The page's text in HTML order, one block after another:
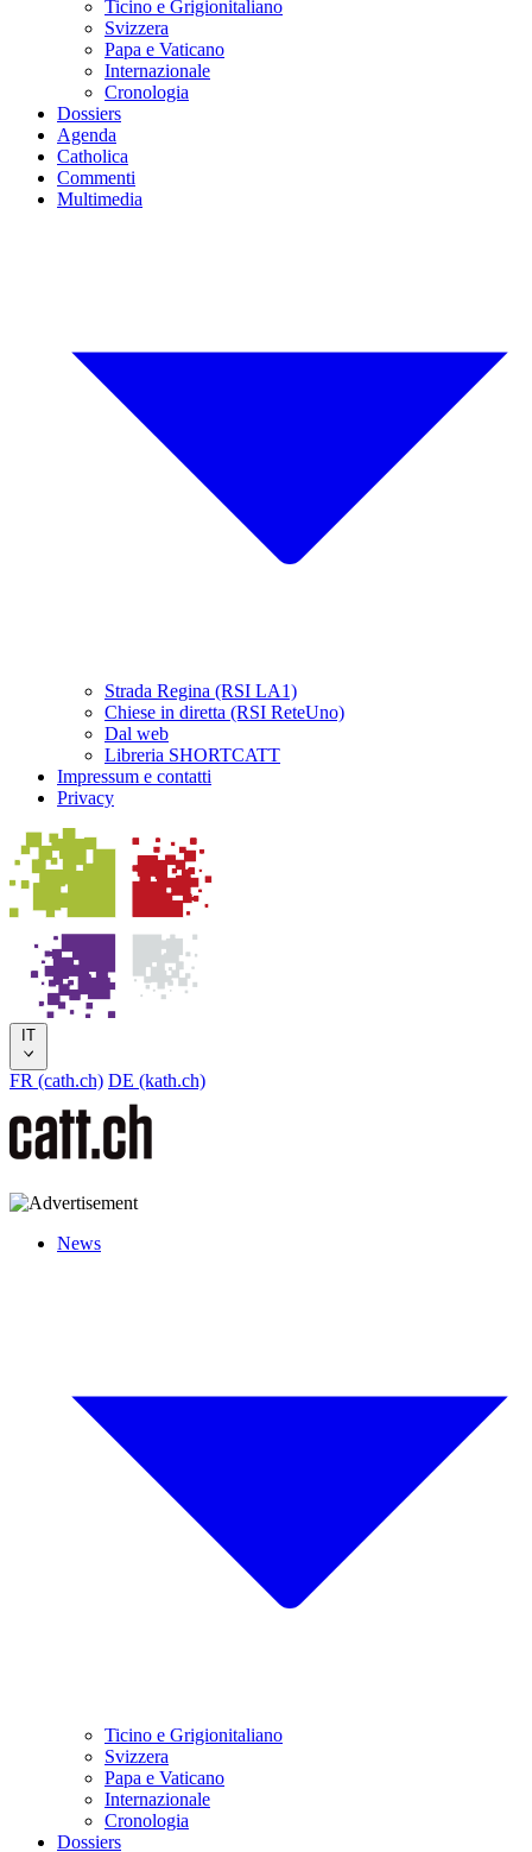
Ticino e Grigionitaliano
Svizzera
Papa e Vaticano
Internazionale
Cronologia
Dossiers
Agenda
Catholica
Commenti
Multimedia
Strada Regina (RSI LA1)
Chiese in diretta (RSI ReteUno)
Dal web
Libreria SHORTCATT
Impressum e contatti
Privacy
IT
FR (cath.ch) DE (kath.ch)
News
Ticino e Grigionitaliano
Svizzera
Papa e Vaticano
Internazionale
Cronologia
Dossiers